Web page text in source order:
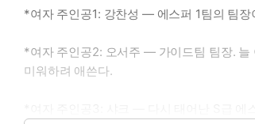
*여자 주인공1: 강찬성 ― 에스퍼 1팀의 팀
*여자 주인공2: 오서주 ― 가이드팀 팀장. 늘
미워하려 애쓴다.